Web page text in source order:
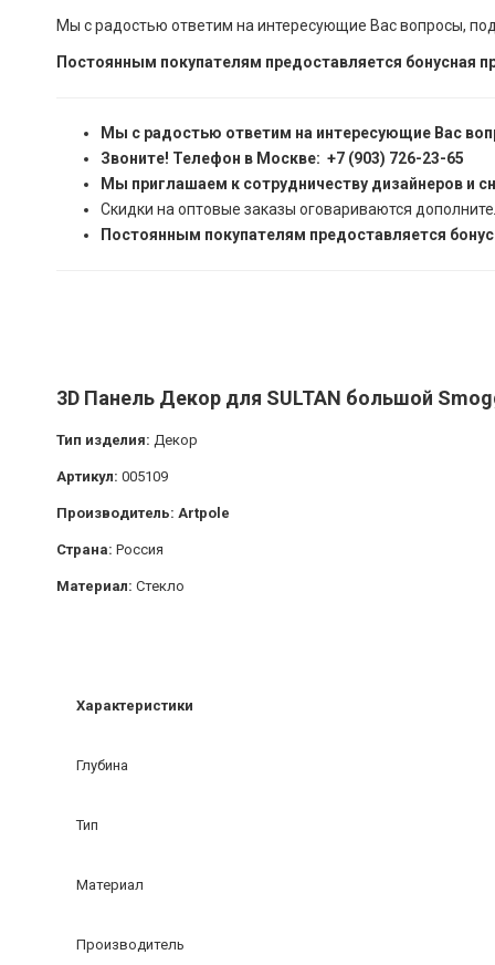
Мы с радостью ответим на интересующие Вас вопросы,
Постоянным покупателям предоставляется бонусная
Мы с радостью ответим на интересующие Вас
Звоните! Телефон в Москве: +7 (903) 726-23-65
Мы приглашаем к сотрудничеству дизайнеров и
Скидки на оптовые заказы оговариваются
Постоянным покупателям предоставляется
3D Панель Декор для SULTAN большой
Тип изделия: Декор
Артикул: 005109
Производитель: Artpole
Страна: Россия
Материал: Стекло
Характеристики
Глубина
Тип
Материал
Производитель